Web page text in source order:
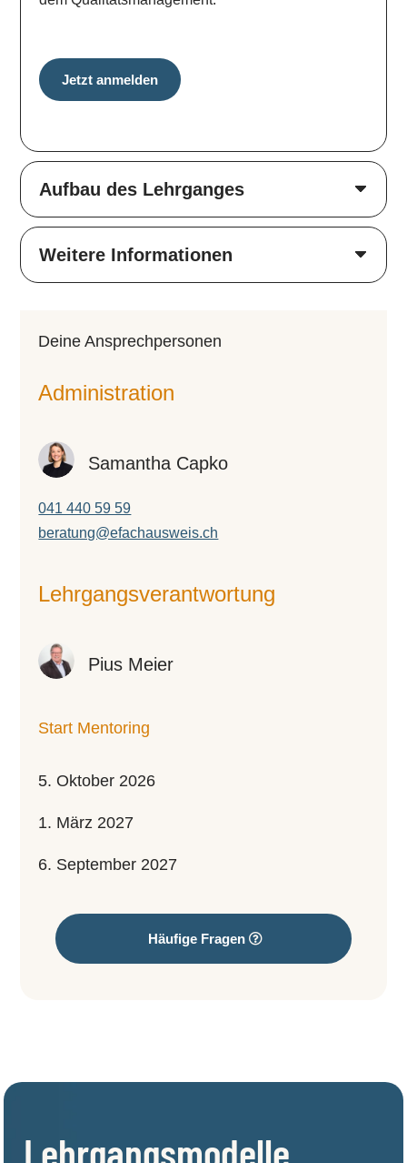
Jetzt anmelden
Aufbau des Lehrganges
Weitere Informationen
Deine An­sprech­per­so­nen
Administration
Samantha Capko
041 440 59 59
beratung@efachausweis.ch
Lehr­gangs­ver­ant­wor­tung
Pius Meier
Start Mentoring
5. Oktober 2026
1. März 2027
6. September 2027
Häufige Fragen
Lehrgangsmodelle